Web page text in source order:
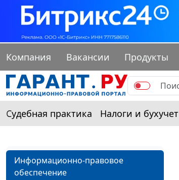
Компания Вакансии Продукты
Судебная практика Налоги и бухучет
Информационно-правовое
обеспечение